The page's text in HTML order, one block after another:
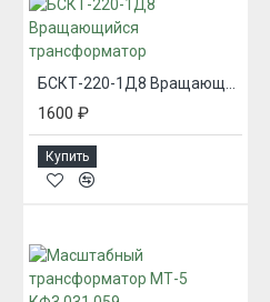
1600 ₽
Купить